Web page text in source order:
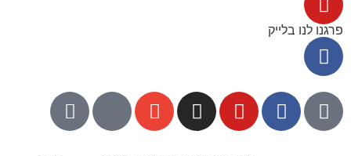
פרגנו לנו בלייק